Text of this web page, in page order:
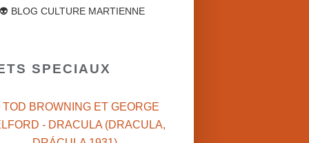
👽 BLOG CULTURE MARTIENNE
SPECIAUX
TOD BROWNING ET GEORGE
- DRACULA (DRACULA,